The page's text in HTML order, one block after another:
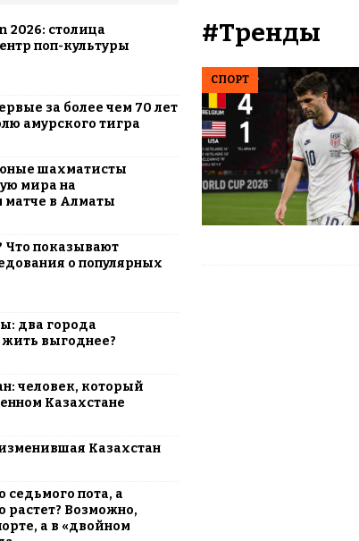
Алматы
2026 ] Опаснее сахара? Что показывают последние исследования о
2026 ] Астана vs Алматы: два города Казахстана. Где жить
2026 ] Astana Comic Con 2026: столица превратится в центр поп-
#Тренды
СПОРТ
2026: столица
поп-культуры
за более чем 70 лет
амурского тигра
шахматисты
мира на
в Алматы
Что показывают
о популярных
два города
жить выгоднее?
человек, который
Казахстане
Казахстан
седьмого пота, а
растет? Возможно,
а в «двойном